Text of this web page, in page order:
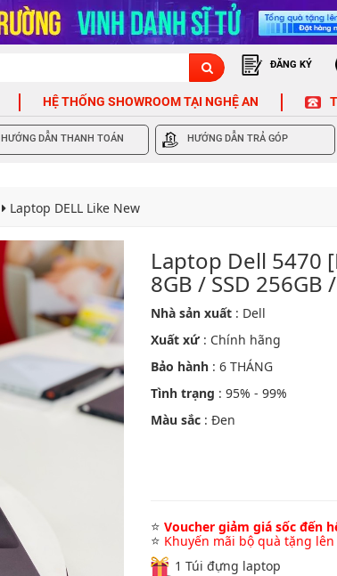
ĐĂNG KÝ
HỆ THỐNG SHOWROOM TẠI NGHỆ AN
HƯỚNG DẪN THANH TOÁN HƯỚNG DẪN TRẢ GÓP
Laptop DELL Like New
Laptop Dell 5470
8GB / SSD
Nhà sản xuất : Dell
Xuất xứ: Chính hãng
Bảo hành : 6 THÁNG
Tình trạng : 95% - 99%
Màu sắc : Đen
⭐ Voucher giảm giá sốc đến
⭐ Khuyến mãi bộ quà tặng lên
1 Túi đựng laptop